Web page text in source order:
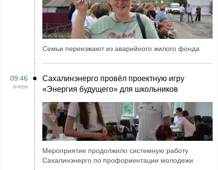
Семьи переезжают из аварийного жилого фонда
09:46
вчера
Сахалинэнерго провёл проектную игру
«Энергия будущего» для школьников
Мероприятие продолжило системную работу
Сахалинэнерго по профориентации молодежи